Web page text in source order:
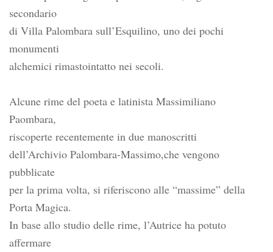
secondario
di Villa Palombara sull’Esquilino, uno dei pochi
monumenti
alchemici rimastointatto nei secoli.
Alcune rime del poeta e latinista Massimiliano
Paombara,
riscoperte recentemente in due manoscritti
dell’Archivio Palombara-Massimo,che vengono
pubblicate
per la prima volta, si riferiscono alle “massime” della
Porta Magica.
In base allo studio delle rime, l’Autrice ha potuto
affermare